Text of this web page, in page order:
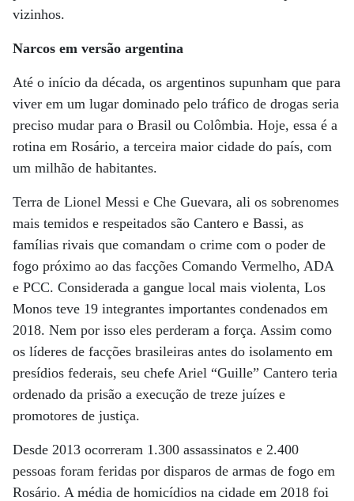
vizinhos.
Narcos em versão argentina
Até o início da década, os argentinos supunham que para
viver em um lugar dominado pelo tráfico de drogas seria
preciso mudar para o Brasil ou Colômbia. Hoje, essa é a
rotina em Rosário, a terceira maior cidade do país, com
um milhão de habitantes.
Terra de Lionel Messi e Che Guevara, ali os sobrenomes
mais temidos e respeitados são Cantero e Bassi, as
famílias rivais que comandam o crime com o poder de
fogo próximo ao das facções Comando Vermelho, ADA
e PCC. Considerada a gangue local mais violenta, Los
Monos teve 19 integrantes importantes condenados em
2018. Nem por isso eles perderam a força. Assim como
os líderes de facções brasileiras antes do isolamento em
presídios federais, seu chefe Ariel “Guille” Cantero teria
ordenado da prisão a execução de treze juízes e
promotores de justiça.
Desde 2013 ocorreram 1.300 assassinatos e 2.400
pessoas foram feridas por disparos de armas de fogo em
Rosário. A média de homicídios na cidade em 2018 foi